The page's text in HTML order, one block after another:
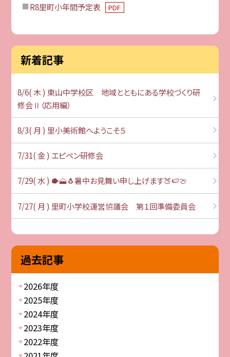
R8里町小年間予定表 PDF
新着記事
8/6( 木 ) 東山中学校区 地域とともにある学校づくり研
修会Ⅱ（応用編）
8/3( 月 ) 里小美術館へようこそ５
7/31( 金 ) エピペン研修会
7/29( 水 ) 🐡🗻🐧暑中お見舞い申し上げます🍑🍉🍈
7/27( 月 ) 里町小学校運営協議会 第１回準備委員会
過去記事
2026年度
2025年度
2024年度
2023年度
2022年度